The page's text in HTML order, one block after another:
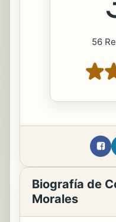
56
Biografía de
Morales